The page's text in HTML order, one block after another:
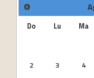
Do Lu Ma
2
3 4